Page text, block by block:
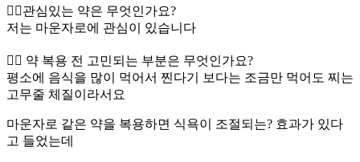
👉🏻관심있는 약은 무엇인가요?
저는 마운자로에 관심이 있습니다
👉🏻 약 복용 전 고민되는 부분은 무엇인가요?
평소에 음식을 많이 먹어서 찐다기 보다는 조금만 먹어도 찌는
고무줄 체질이라서요
마운자로 같은 약을 복용하면 식욕이 조절되는? 효과가 있다
고 들었는데